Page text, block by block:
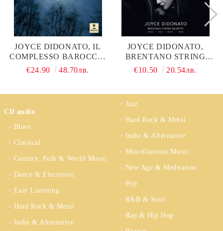
JOYCE DIDONATO, IL
COMPLESSO BAROCCO,
ALAN CURTIS -
€24.90 48.70лв.
JOYCE DIDONATO,
BRENTANO STRING
QUARTET - INTO THE
€10.50 20.54лв.
CD audio
Blues
Classical
Country, Folk & World Music
Dance & Electronic
Easy Listening
Hard Rock & Metal
Indie & Alternative
Jazz
Hard Rock & Metal
Indie & Alternative
Miscellaneous Music
New Age & Meditation
Pop
R&B & Soul
Rap & Hip Hop